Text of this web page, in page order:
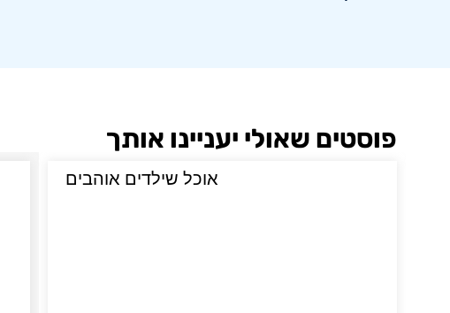
פוסטים שאולי יעניינו אותך
אוכל שילדים אוהבים